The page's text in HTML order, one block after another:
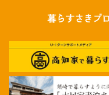
暮らすさきブ